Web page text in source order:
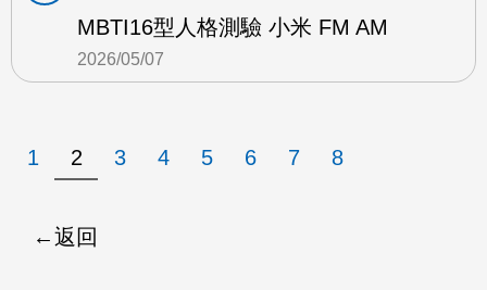
MBTI16型人格測驗 小米 FM AM
2026/05/07
1 2 3 4 5 6 7 8
返回